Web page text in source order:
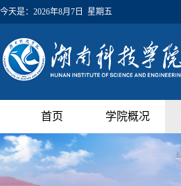
今天是： 2026年8月7日 星期五
首页 学院概况